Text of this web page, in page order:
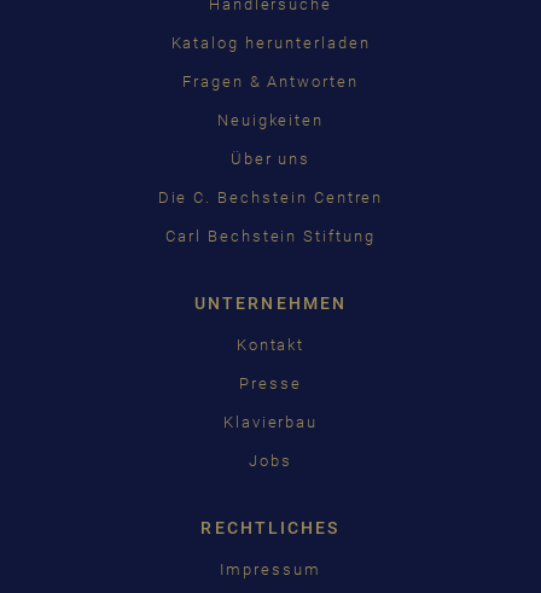
Händlersuche
Katalog herunterladen
Fragen & Antworten
Neuigkeiten
Über uns
Die C. Bechstein Centren
Carl Bechstein Stiftung
UNTERNEHMEN
Kontakt
Presse
Klavierbau
Jobs
RECHTLICHES
Impressum